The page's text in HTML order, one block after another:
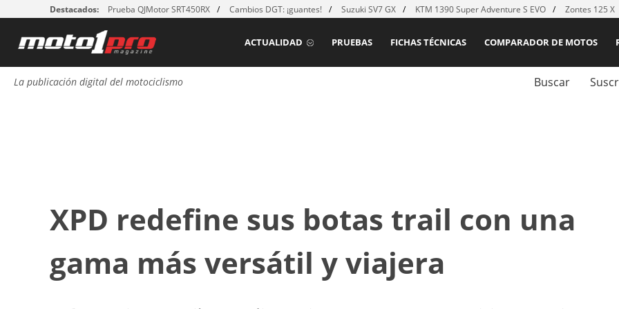
Destacados: Prueba QJMotor SRT450RX Cambios DGT: ¡guantes! Suzuki SV7 GX KTM 1390 Super Adventure S EVO Zontes 125 X
COMPARADOR DE MOTOS
FICHAS TÉCNICAS
PRUEBAS
ACTUALIDAD
La publicación digital del motociclismo Buscar
XPD redefine sus botas trail con una
gama más versátil y viajera